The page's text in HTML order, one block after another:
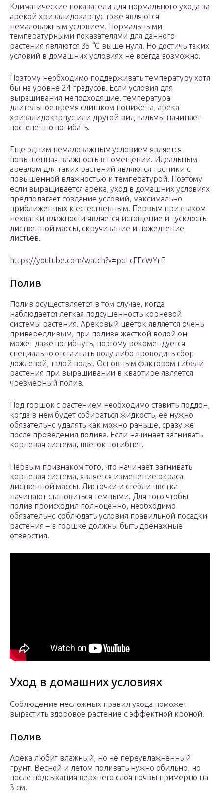
Климатические показатели для нормального ухода за
арекой хризалидокарпус тоже являются
немаловажным условием. Нормальными
температурными показателями для данного
растения являются 35 °С выше нуля. Но достичь таких
условий в домашних условиях не всегда возможно.
Поэтому необходимо поддерживать температуру хотя
бы на уровне 24 градусов. Если условия для
выращивания неподходящие, температура
длительное время слишком понижена, арека
хризалидокарпус или другой вид пальмы начинает
постепенно погибать.
Еще одним немаловажным условием является
повышенная влажность в помещении. Идеальным
ареалом для таких растений являются тропики с
повышенной влажностью и температурой. Поэтому
если выращивается арека, уход в домашних условиях
предполагает создание условий, максимально
приближенных к естественным. Первым признаком
нехватки влажности является истощение и тусклость
лиственной массы, скручивание и пожелтение
листьев.
https://youtube.com/watch?v=pqLcFEcWYrE
Полив
Полив осуществляется в том случае, когда
наблюдается легкая подсушенность корневой
системы растения. Арековый цветок является очень
привередливым, при поливе жесткой водой он
может даже погибнуть, поэтому рекомендуется
специально отстаивать воду либо проводить сбор
дождевой, талой воды. Основным фактором гибели
растения при выращивании в квартире является
чрезмерный полив.
Под горшок с растением необходимо ставить поддон,
когда в нем будет собираться жидкость, ее нужно
обязательно удалять как можно раньше, сразу же
после проведения полива. Если начинает загнивать
корневая система, цветок погибнет.
Первым признаком того, что начинает загнивать
корневая система, является изменение окраса
лиственной массы. Листочки и стебли цветка
начинают становиться темными. Для того чтобы
полив происходил полноценно, необходимо
обязательно соблюдать условия правильной посадки
растения – в горшке должны быть дренажные
отверстия.
Уход в домашних условиях
Соблюдение несложных правил ухода поможет
вырастить здоровое растение с эффектной кроной.
Полив
Арека любит влажный, но не переувлажнённый
грунт. Весной и летом поливать нужно обильно, но
после подсыхания верхнего слоя почвы примерно на
3 см.